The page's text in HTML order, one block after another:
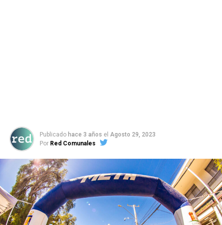
Publicado hace 3 años el Agosto 29, 2023
Por Red Comunales